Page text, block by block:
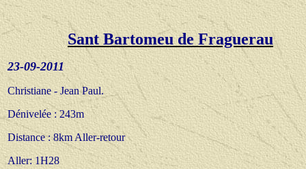
Sant Bartomeu de Fraguerau
23-09-2011
Christiane - Jean Paul.
Dénivelée :243m
Distance : 8km Aller-retour
Aller: 1H28